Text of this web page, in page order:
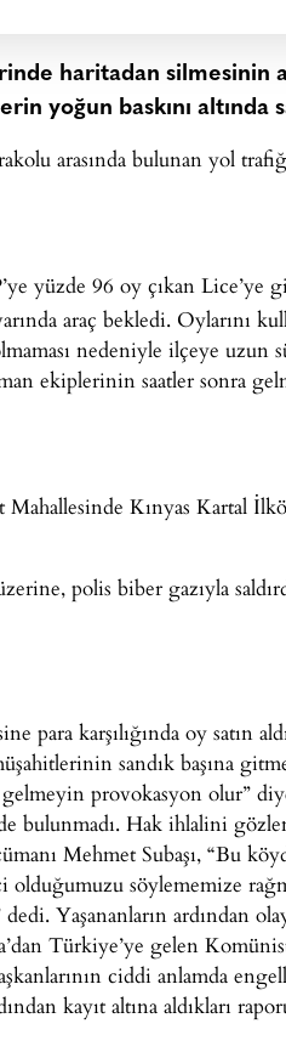
haritadan silmesinin
yoğun baskını altında
arasında bulunan yol
yüzde 96 oy çıkan Lice’ye
araç bekledi. Oylarını
nedeniyle ilçeye uzun
ekiplerinin saatler sonra
Mahallesinde Kınyas Kartal
polis biber gazıyla
para karşılığında oy satın
sandık başına
provokasyon olur”
bulunmadı. Hak ihlalini
Mehmet Subaşı, “Bu
söylememize
Yaşananların ardından
Türkiye’ye gelen
ciddi anlamda
kayıt altına aldıkları